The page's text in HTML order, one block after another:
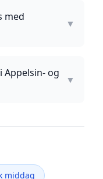
med
▼
Appelsin- og
▼
middag